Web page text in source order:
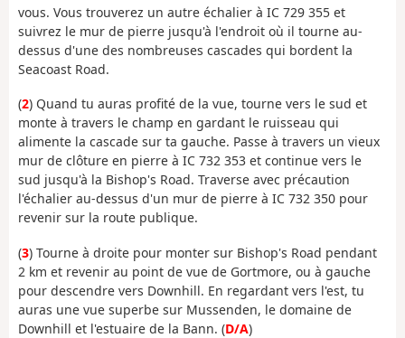
vous. Vous trouverez un autre échalier à IC 729 355 et
suivrez le mur de pierre jusqu'à l'endroit où il tourne au-
dessus d'une des nombreuses cascades qui bordent la
Seacoast Road.
(2) Quand tu auras profité de la vue, tourne vers le sud et
monte à travers le champ en gardant le ruisseau qui
alimente la cascade sur ta gauche. Passe à travers un vieux
mur de clôture en pierre à IC 732 353 et continue vers le
sud jusqu'à la Bishop's Road. Traverse avec précaution
l'échalier au-dessus d'un mur de pierre à IC 732 350 pour
revenir sur la route publique.
(3) Tourne à droite pour monter sur Bishop's Road pendant
2 km et revenir au point de vue de Gortmore, ou à gauche
pour descendre vers Downhill. En regardant vers l'est, tu
auras une vue superbe sur Mussenden, le domaine de
Downhill et l'estuaire de la Bann. (D/A)